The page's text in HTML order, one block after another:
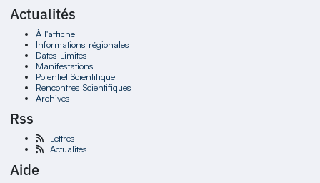
Actualités
À l'affiche
Informations régionales
Dates Limites
Manifestations
Potentiel Scientifique
Rencontres Scientifiques
Archives
Rss
Lettres
Actualités
Aide